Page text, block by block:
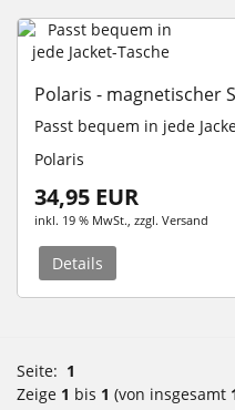
Polaris - magnetischer
Passt bequem in jede
Polaris
34,95 EUR
inkl. 19 % MwSt. , zzgl. Versand
Details
Seite: 1
Zeige 1 bis 1 (von insgesamt